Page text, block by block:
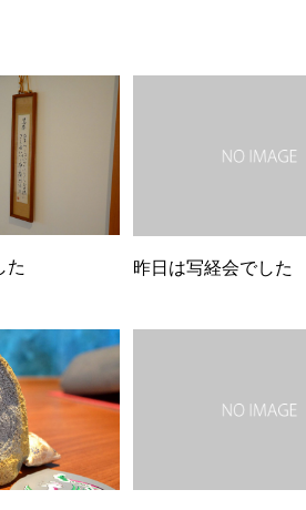
た 昨日は写経会でした